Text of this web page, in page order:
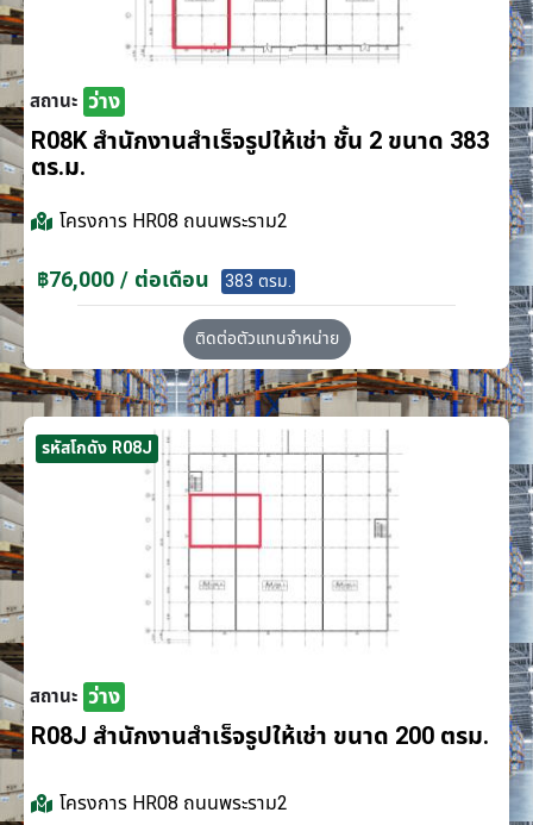
สถานะ ว่าง
R08K สำนักงานสำเร็จรูปให้เช่า ชั้น 2 ขนาด 383
ตร.ม.
โครงการ HR08 ถนนพระราม2
฿76,000 / ต่อเดือน 383 ตรม.
ติดต่อตัวแทนจำหน่าย
รหัสโกดัง R08J
สถานะ ว่าง
R08J สำนักงานสำเร็จรูปให้เช่า ขนาด 200 ตรม.
โครงการ HR08 ถนนพระราม2